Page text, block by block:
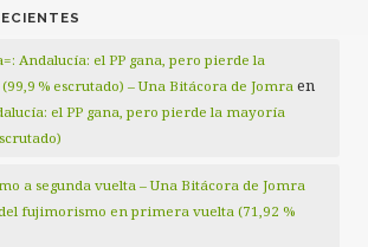
Andalucía: el PP gana, pero pierde la
% escrutado) – Una Bitácora de Jomra en
el PP gana, pero pierde la mayoría
a segunda vuelta – Una Bitácora de Jomra
fujimorismo en primera vuelta (71,92 %